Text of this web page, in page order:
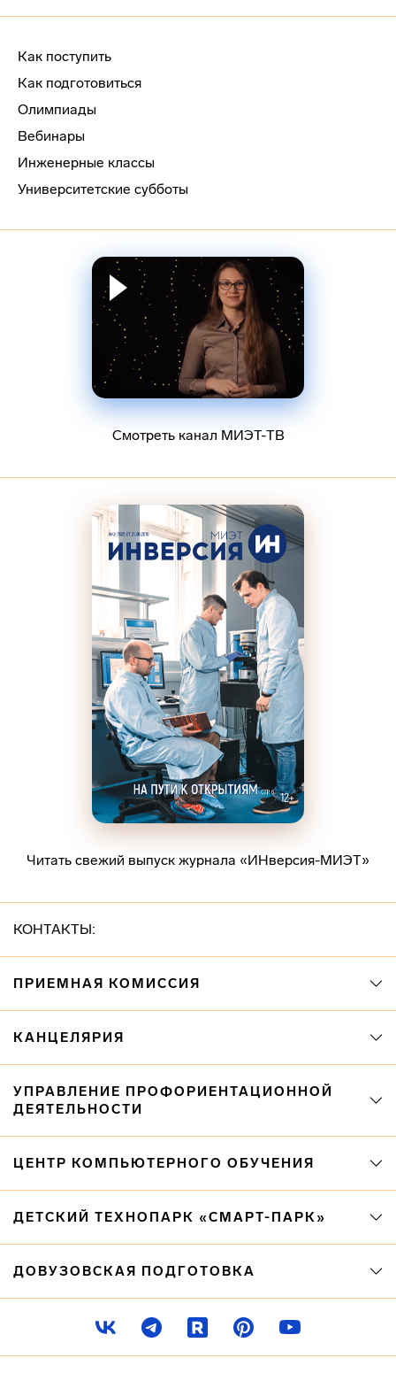
Как поступить
Как подготовиться
Олимпиады
Вебинары
Инженерные классы
Университетские субботы
Смотреть канал МИЭТ-ТВ
Читать свежий выпуск журнала «ИНверсия-МИЭТ»
КОНТАКТЫ:
ПРИЕМНАЯ КОМИССИЯ
КАНЦЕЛЯРИЯ
УПРАВЛЕНИЕ ПРОФОРИЕНТАЦИОННОЙ
ДЕЯТЕЛЬНОСТИ
ЦЕНТР КОМПЬЮТЕРНОГО ОБУЧЕНИЯ
ДЕТСКИЙ ТЕХНОПАРК «СМАРТ-ПАРК»
ДОВУЗОВСКАЯ ПОДГОТОВКА